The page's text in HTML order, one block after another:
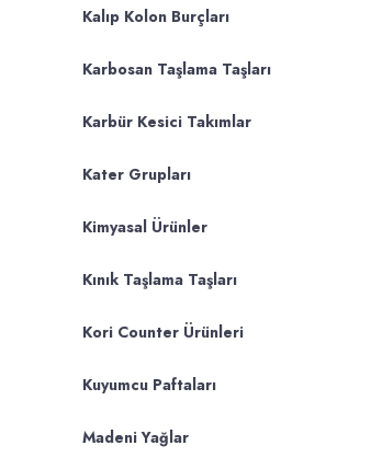
Kalıp Kolon Burçları
Karbosan Taşlama Taşları
Karbür Kesici Takımlar
Kater Grupları
Kimyasal Ürünler
Kınık Taşlama Taşları
Kori Counter Ürünleri
Kuyumcu Paftaları
Madeni Yağlar